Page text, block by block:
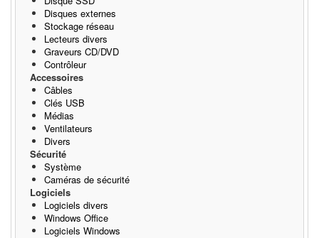
Disques externes
Stockage réseau
Lecteurs divers
Graveurs CD/DVD
Contrôleur
Accessoires
Câbles
Clés USB
Médias
Ventilateurs
Divers
Sécurité
Système
Caméras de sécurité
Logiciels
Logiciels divers
Windows Office
Logiciels Windows